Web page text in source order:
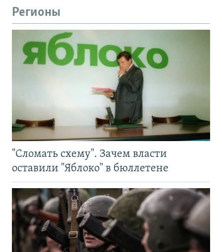
Регионы
"Сломать схему". Зачем власти
оставили "Яблоко" в бюллетене